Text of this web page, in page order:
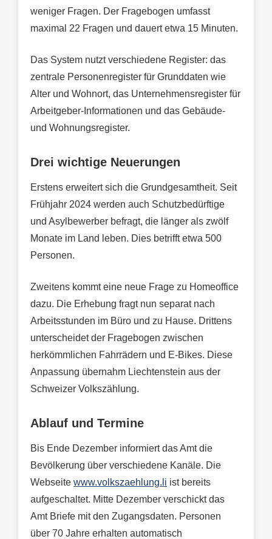
weniger Fragen. Der Fragebogen umfasst
maximal 22 Fragen und dauert etwa 15 Minuten.
Das System nutzt verschiedene Register: das
zentrale Personenregister für Grunddaten wie
Alter und Wohnort, das Unternehmensregister für
Arbeitgeber-Informationen und das Gebäude-
und Wohnungsregister.
Drei wichtige Neuerungen
Erstens erweitert sich die Grundgesamtheit. Seit
Frühjahr 2024 werden auch Schutzbedürftige
und Asylbewerber befragt, die länger als zwölf
Monate im Land leben. Dies betrifft etwa 500
Personen.
Zweitens kommt eine neue Frage zu Homeoffice
dazu. Die Erhebung fragt nun separat nach
Arbeitsstunden im Büro und zu Hause. Drittens
unterscheidet der Fragebogen zwischen
herkömmlichen Fahrrädern und E-Bikes. Diese
Anpassung übernahm Liechtenstein aus der
Schweizer Volkszählung.
Ablauf und Termine
Bis Ende Dezember informiert das Amt die
Bevölkerung über verschiedene Kanäle. Die
Webseite www.volkszaehlung.li ist bereits
aufgeschaltet. Mitte Dezember verschickt das
Amt Briefe mit den Zugangsdaten. Personen
über 70 Jahre erhalten automatisch